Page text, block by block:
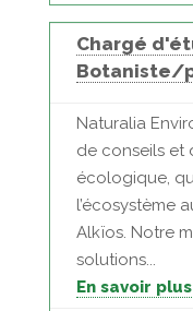
Chargé
Botaniste/
Naturalia
de conseils et
écologique,
l’écosystème
Alkïos. Notre
solutions...
En savoir plus